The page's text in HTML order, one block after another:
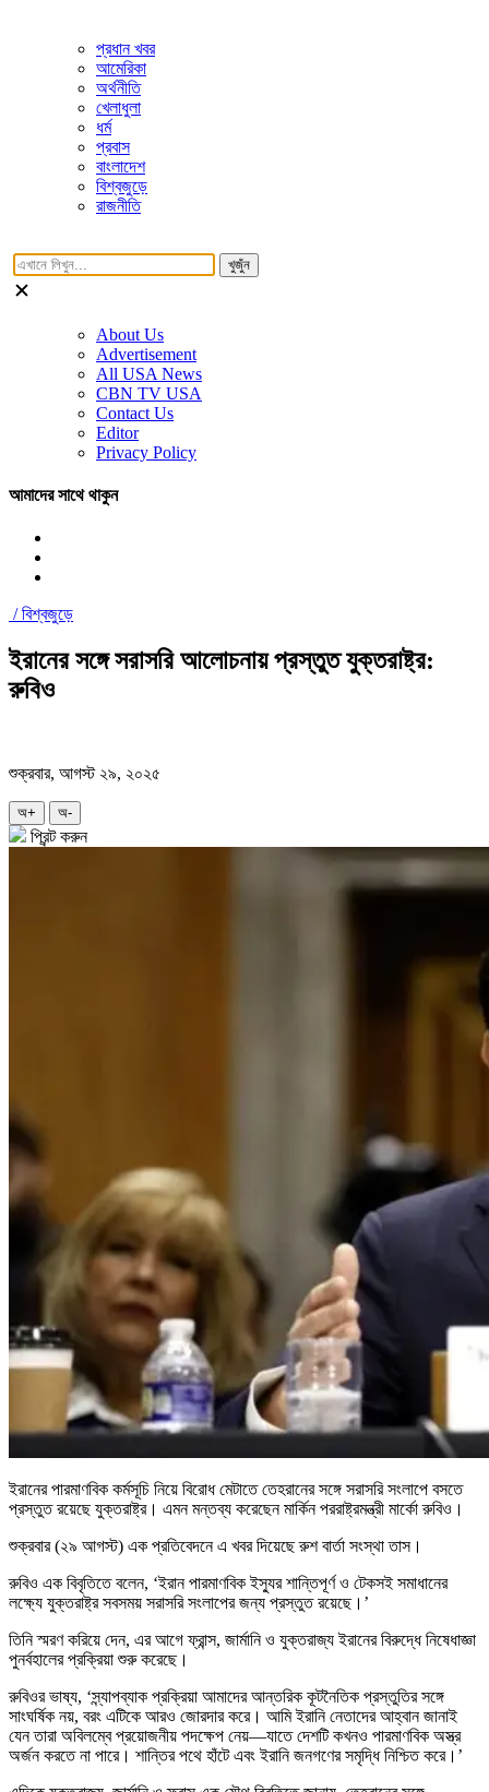
প্রধান খবর
আমেরিকা
অর্থনীতি
খেলাধুলা
ধর্ম
প্রবাস
বাংলাদেশ
বিশ্বজুড়ে
রাজনীতি
খুজুঁন
About Us
Advertisement
All USA News
CBN TV USA
Contact Us
Editor
Privacy Policy
আমাদের সাথে থাকুন
/বিশ্বজুড়ে
ইরানের সঙ্গে সরাসরি আলোচনায় প্রস্তুত যুক্তরাষ্ট্র:
রুবিও
শুক্রবার, আগস্ট ২৯, ২০২৫
অ+ অ-
প্রিন্ট করুন
ইরানের পারমাণবিক কর্মসূচি নিয়ে বিরোধ মেটাতে তেহরানের সঙ্গে সরাসরি সংলাপে বসতে
প্রস্তুত রয়েছে যুক্তরাষ্ট্র। এমন মন্তব্য করেছেন মার্কিন পররাষ্ট্রমন্ত্রী মার্কো রুবিও।
শুক্রবার (২৯ আগস্ট) এক প্রতিবেদনে এ খবর দিয়েছে রুশ বার্তা সংস্থা তাস।
রুবিও এক বিবৃতিতে বলেন, ‘ইরান পারমাণবিক ইস্যুর শান্তিপূর্ণ ও টেকসই সমাধানের
লক্ষ্যে যুক্তরাষ্ট্র সবসময় সরাসরি সংলাপের জন্য প্রস্তুত রয়েছে।’
তিনি স্মরণ করিয়ে দেন, এর আগে ফ্রান্স, জার্মানি ও যুক্তরাজ্য ইরানের বিরুদ্ধে নিষেধাজ্ঞা
পুনর্বহালের প্রক্রিয়া শুরু করেছে।
রুবিওর ভাষ্য, ‘স্ন্যাপব্যাক প্রক্রিয়া আমাদের আন্তরিক কূটনৈতিক প্রস্তুতির সঙ্গে
সাংঘর্ষিক নয়, বরং এটিকে আরও জোরদার করে। আমি ইরানি নেতাদের আহ্বান জানাই
যেন তারা অবিলম্বে প্রয়োজনীয় পদক্ষেপ নেয়—যাতে দেশটি কখনও পারমাণবিক অস্ত্র
অর্জন করতে না পারে। শান্তির পথে হাঁটে এবং ইরানি জনগণের সমৃদ্ধি নিশ্চিত করে।’